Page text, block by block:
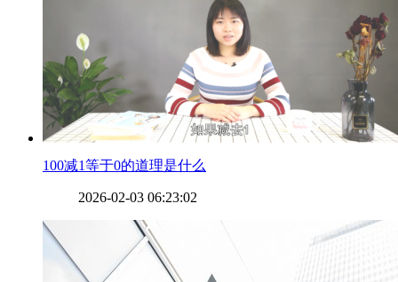
​100减1等于0的道理是什么
2026-02-03 06:23:02